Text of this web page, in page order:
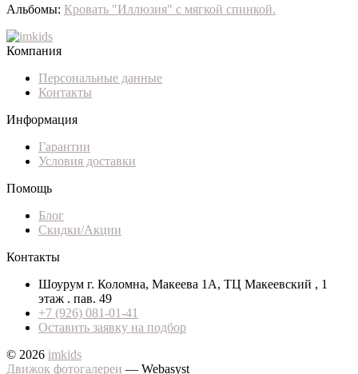
Альбомы: Кровать "Иллюзия" с мягкой спинкой.
Компания
Персональные данные
Контакты
Информация
Гарантии
Условия доставки
Помощь
Блог
Скидки/Акции
Контакты
Шоурум г. Коломна, Макеева 1А, ТЦ Макеевский , 1
этаж . пав. 49
+7 (926) 081-01-41
Оставить заявку на подбор
© 2026 imkids
Движок фотогалереи — Webasyst